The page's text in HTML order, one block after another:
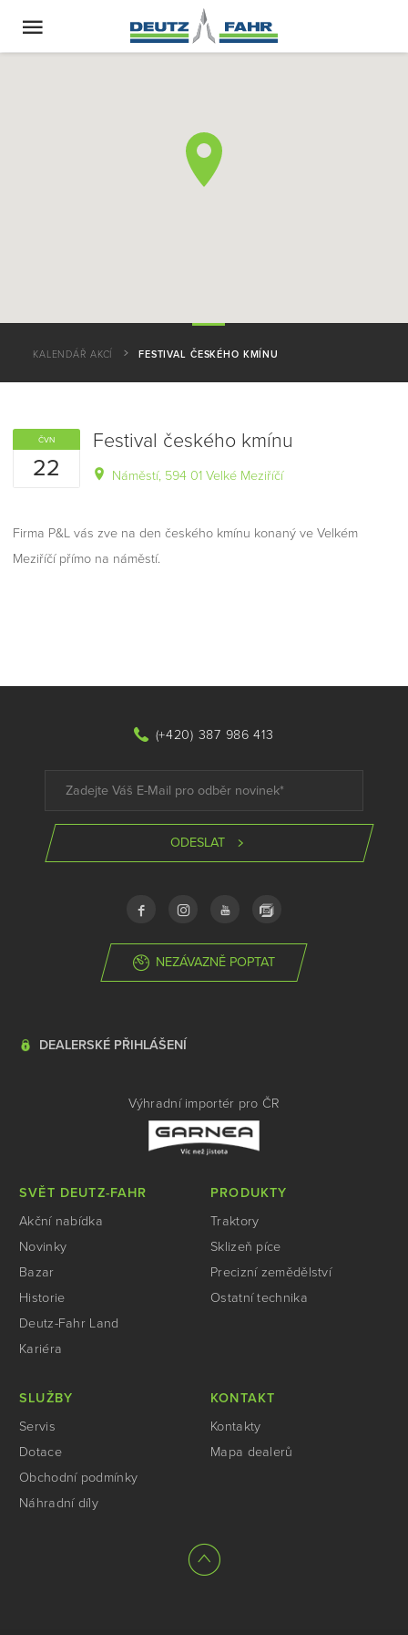
KALENDÁŘ AKCÍ FESTIVAL ČESKÉHO KMÍNU
ČVN
22
Festival českého kmínu
Náměstí, 594 01 Velké Meziříčí
Firma P&L vás zve na den českého kmínu konaný ve Velkém
Meziříčí přímo na náměstí.
(+420) 387 986 413
ODESLAT
NEZÁVAZNĚ POPTAT
DEALERSKÉ PŘIHLÁŠENÍ
Výhradní importér pro ČR
SVĚT DEUTZ-FAHR
Akční nabídka
Novinky
Bazar
Historie
Deutz-Fahr Land
Kariéra
PRODUKTY
Traktory
Sklizeň píce
Precizní zemědělství
Ostatní technika
SLUŽBY
Servis
Dotace
Obchodní podmínky
Náhradní díly
KONTAKT
Kontakty
Mapa dealerů